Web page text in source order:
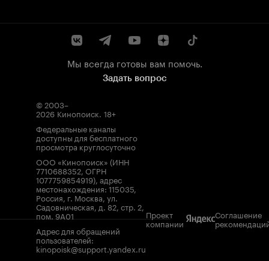
Мы всегда готовы вам помочь.
Задать вопрос
© 2003–
2026 Кинопоиск. 18+
Федеральные каналы
доступны для бесплатного
просмотра круглосуточно
ООО «Кинопоиск» (ИНН
7710688352, ОГРН
1077759854919), адрес
местонахождения: 115035,
Россия, г. Москва, ул.
Садовническая, д. 82, стр. 2,
пом. 9А01
Адрес для обращений
пользователей:
kinopoisk@support.yandex.ru
Проект
компании
Соглашение